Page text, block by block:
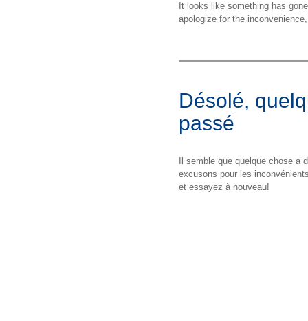
It looks like something has
apologize for the
Désolé,
passé
Il semble que quelque chose a
excusons pour les
et essayez à nouveau!